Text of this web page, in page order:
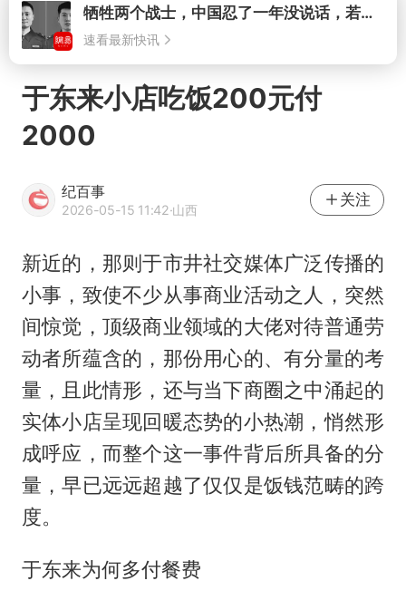
于东来小店吃饭200元付
2000
纪百事
2026-05-15 11:42·山西
关注
新近的，那则于市井社交媒体广泛传播的
小事，致使不少从事商业活动之人，突然
间惊觉，顶级商业领域的大佬对待普通劳
动者所蕴含的，那份用心的、有分量的考
量，且此情形，还与当下商圈之中涌起的
实体小店呈现回暖态势的小热潮，悄然形
成呼应，而整个这一事件背后所具备的分
量，早已远远超越了仅仅是饭钱范畴的跨
度。
于东来为何多付餐费